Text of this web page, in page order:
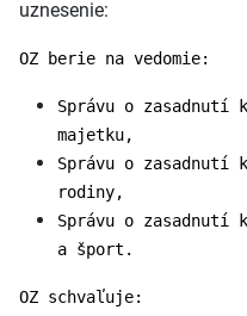
uznesenie:
OZ berie na vedomie:
Správu o
majetku,
Správu o zasadnutí
rodiny,
Správu o
a šport.
OZ schvaľuje: